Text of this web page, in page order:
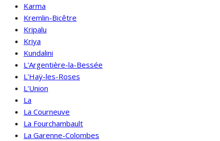
Karma
Kremlin-Bicêtre
Kripalu
Kriya
Kundalini
L'Argentière-la-Bessée
L'Haÿ-les-Roses
L'Union
La
La Courneuve
La Fourchambault
La Garenne-Colombes